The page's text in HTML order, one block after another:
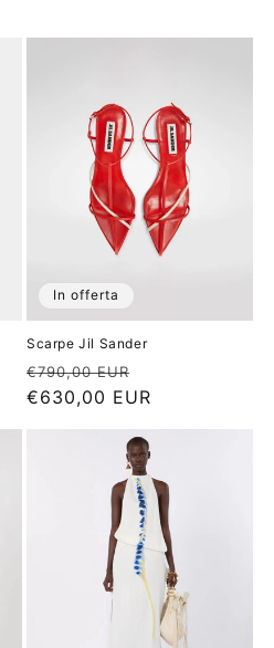
In offerta
Scarpe Jil Sander
Prezzo
di
listino
€790,00 EUR
scontato
€630,00 EUR